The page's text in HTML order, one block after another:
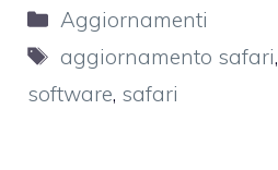
Categorie
Aggiornamenti
Tag
aggiornamento safari,
software, safari